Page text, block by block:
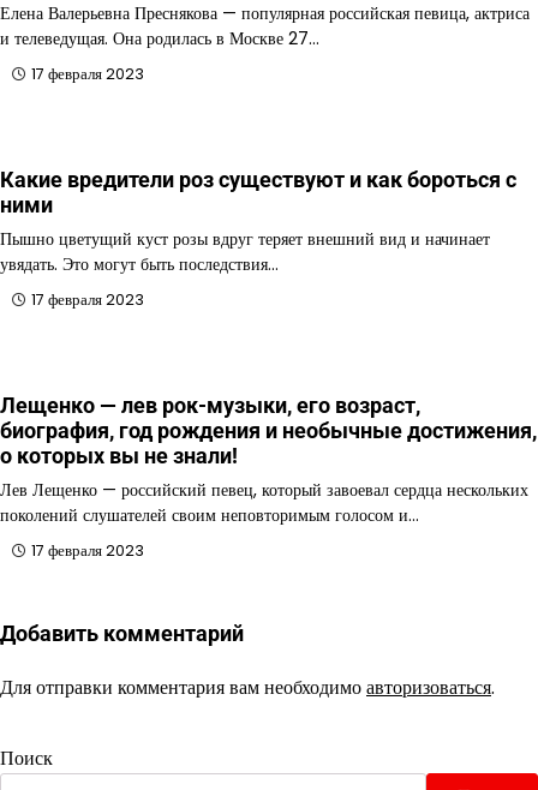
Елена Валерьевна Преснякова — популярная российская певица, актриса
и телеведущая. Она родилась в Москве 27…
17 февраля 2023
Какие вредители роз существуют и как бороться с
ними
Пышно цветущий куст розы вдруг теряет внешний вид и начинает
увядать. Это могут быть последствия…
17 февраля 2023
Лещенко — лев рок-музыки, его возраст,
биография, год рождения и необычные достижения,
о которых вы не знали!
Лев Лещенко — российский певец, который завоевал сердца нескольких
поколений слушателей своим неповторимым голосом и…
17 февраля 2023
Добавить комментарий
Для отправки комментария вам необходимоавторизоваться.
Поиск